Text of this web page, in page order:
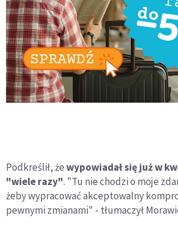
Podkreślił, żewypowiadał się już w
"wiele razy". "Tu nie chodzi o moje
żeby wypracować akceptowalny
pewnymi zmianami" - tłumaczył